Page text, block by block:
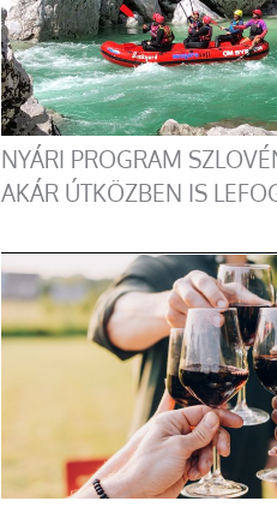
NYÁRI PROGRAM
AKÁR ÚTKÖZBEN IS